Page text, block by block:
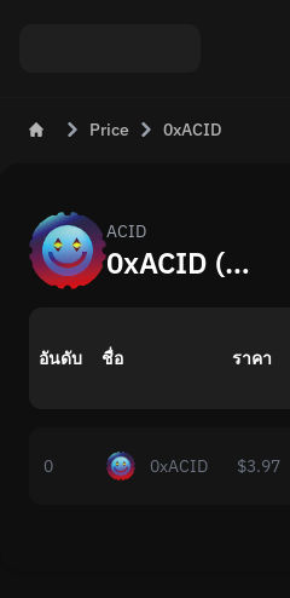
Price 0xACID
ACID
0xACID (ACID) มีมูลค่าเท่าไรวันนี้
อันดับ ชื่อ ราคา
0 0xACID $3.97